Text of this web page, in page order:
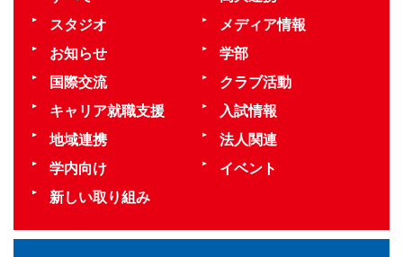
スタジオ
メディア情報
お知らせ
学部
国際交流
クラブ活動
キャリア就職支援
入試情報
地域連携
法人関連
学内向け
イベント
新しい取り組み